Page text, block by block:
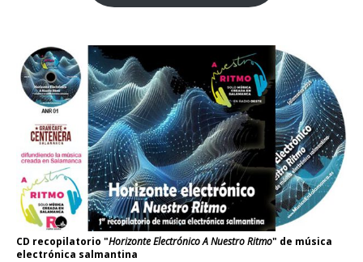
CD recopilatorio "Horizonte Electrónico A Nuestro Ritmo" de música
electrónica salmantina